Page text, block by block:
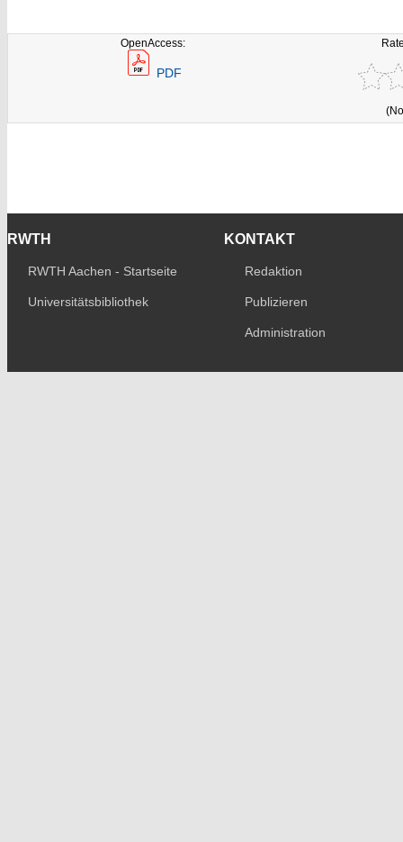
OpenAccess:
PDF
RWTH
RWTH Aachen - Startseite
Universitätsbibliothek
KONTAKT
Redaktion
Publizieren
Administration